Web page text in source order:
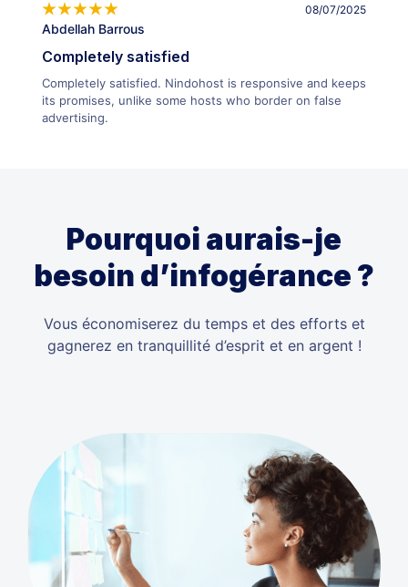
Abdellah Barrous
08/07/2025
Completely satisfied
Completely satisfied. Nindohost is responsive and keeps
its promises, unlike some hosts who border on false
advertising.
Pourquoi aurais-je
besoin d’infogérance ?
Vous économiserez du temps et des efforts et
gagnerez en tranquillité d’esprit et en argent !